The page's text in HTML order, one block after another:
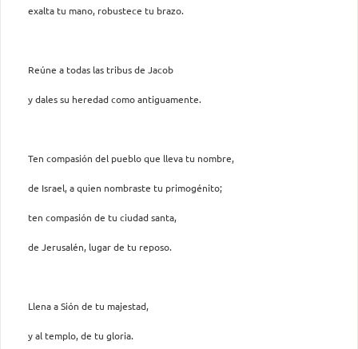
exalta tu mano, robustece tu brazo.
Reúne a todas las tribus de Jacob
y dales su heredad como antiguamente.
Ten compasión del pueblo que lleva tu nombre,
de Israel, a quien nombraste tu primogénito;
ten compasión de tu ciudad santa,
de Jerusalén, lugar de tu reposo.
Llena a Sión de tu majestad,
y al templo, de tu gloria.